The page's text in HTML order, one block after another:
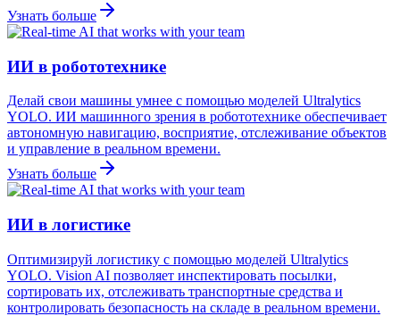
Узнать больше
ИИ в робототехнике
Делай свои машины умнее с помощью моделей Ultralytics
YOLO. ИИ машинного зрения в робототехнике обеспечивает
автономную навигацию, восприятие, отслеживание объектов
и управление в реальном времени.
Узнать больше
ИИ в логистике
Оптимизируй логистику с помощью моделей Ultralytics
YOLO. Vision AI позволяет инспектировать посылки,
сортировать их, отслеживать транспортные средства и
контролировать безопасность на складе в реальном времени.